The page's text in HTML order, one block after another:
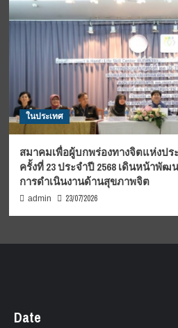
ในประเทศ
สมาคมเพื่อผู้บกพร่องทางจิตแห่งป
ครั้งที่ 23 ประจำปี 2568 เดินหน้าพั
การดำเนินงานด้านสุขภาพจิต
admin 23/07/2026
Date